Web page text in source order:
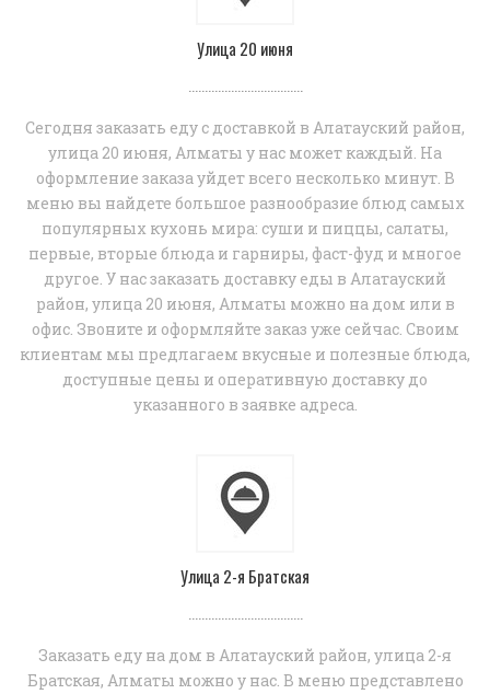
Улица 20 июня
Сегодня заказать еду с доставкой в Алатауский район,
улица 20 июня, Алматы у нас может каждый. На
оформление заказа уйдет всего несколько минут. В
меню вы найдете большое разнообразие блюд самых
популярных кухонь мира: суши и пиццы, салаты,
первые, вторые блюда и гарниры, фаст-фуд и многое
другое. У нас заказать доставку еды в Алатауский
район, улица 20 июня, Алматы можно на дом или в
офис. Звоните и оформляйте заказ уже сейчас. Своим
клиентам мы предлагаем вкусные и полезные блюда,
доступные цены и оперативную доставку до
указанного в заявке адреса.
Улица 2-я Братская
Заказать еду на дом в Алатауский район, улица 2-я
Братская, Алматы можно у нас. В меню представлено